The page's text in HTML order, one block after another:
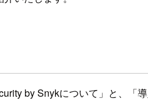
by Snykについて」と、「